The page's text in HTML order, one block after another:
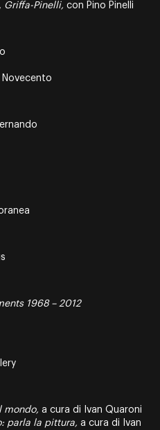
Griffa-Pinelli, con Pino Pinelli
Novecento
1968 – 2012
mondo, a cura di Ivan Quaroni
parla la pittura, a cura di Ivan